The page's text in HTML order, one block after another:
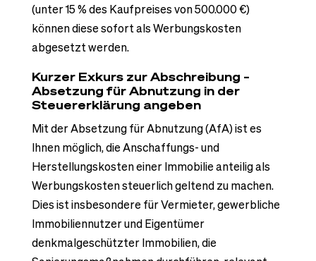
(unter 15 % des Kaufpreises von 500.000 €)
können diese sofort als Werbungskosten
abgesetzt werden.
Kurzer Exkurs zur Abschreibung –
Absetzung für Abnutzung in der
Steuererklärung angeben
Mit der Absetzung für Abnutzung (AfA) ist es
Ihnen möglich, die Anschaffungs- und
Herstellungskosten einer Immobilie anteilig als
Werbungskosten steuerlich geltend zu machen.
Dies ist insbesondere für Vermieter, gewerbliche
Immobiliennutzer und Eigentümer
denkmalgeschützter Immobilien, die